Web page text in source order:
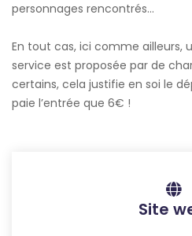
personnages rencontrés…
En tout cas, ici comme ailleurs,
service est proposée par de
certains, cela justifie en soi le
paie l’entrée que 6€ !
Site